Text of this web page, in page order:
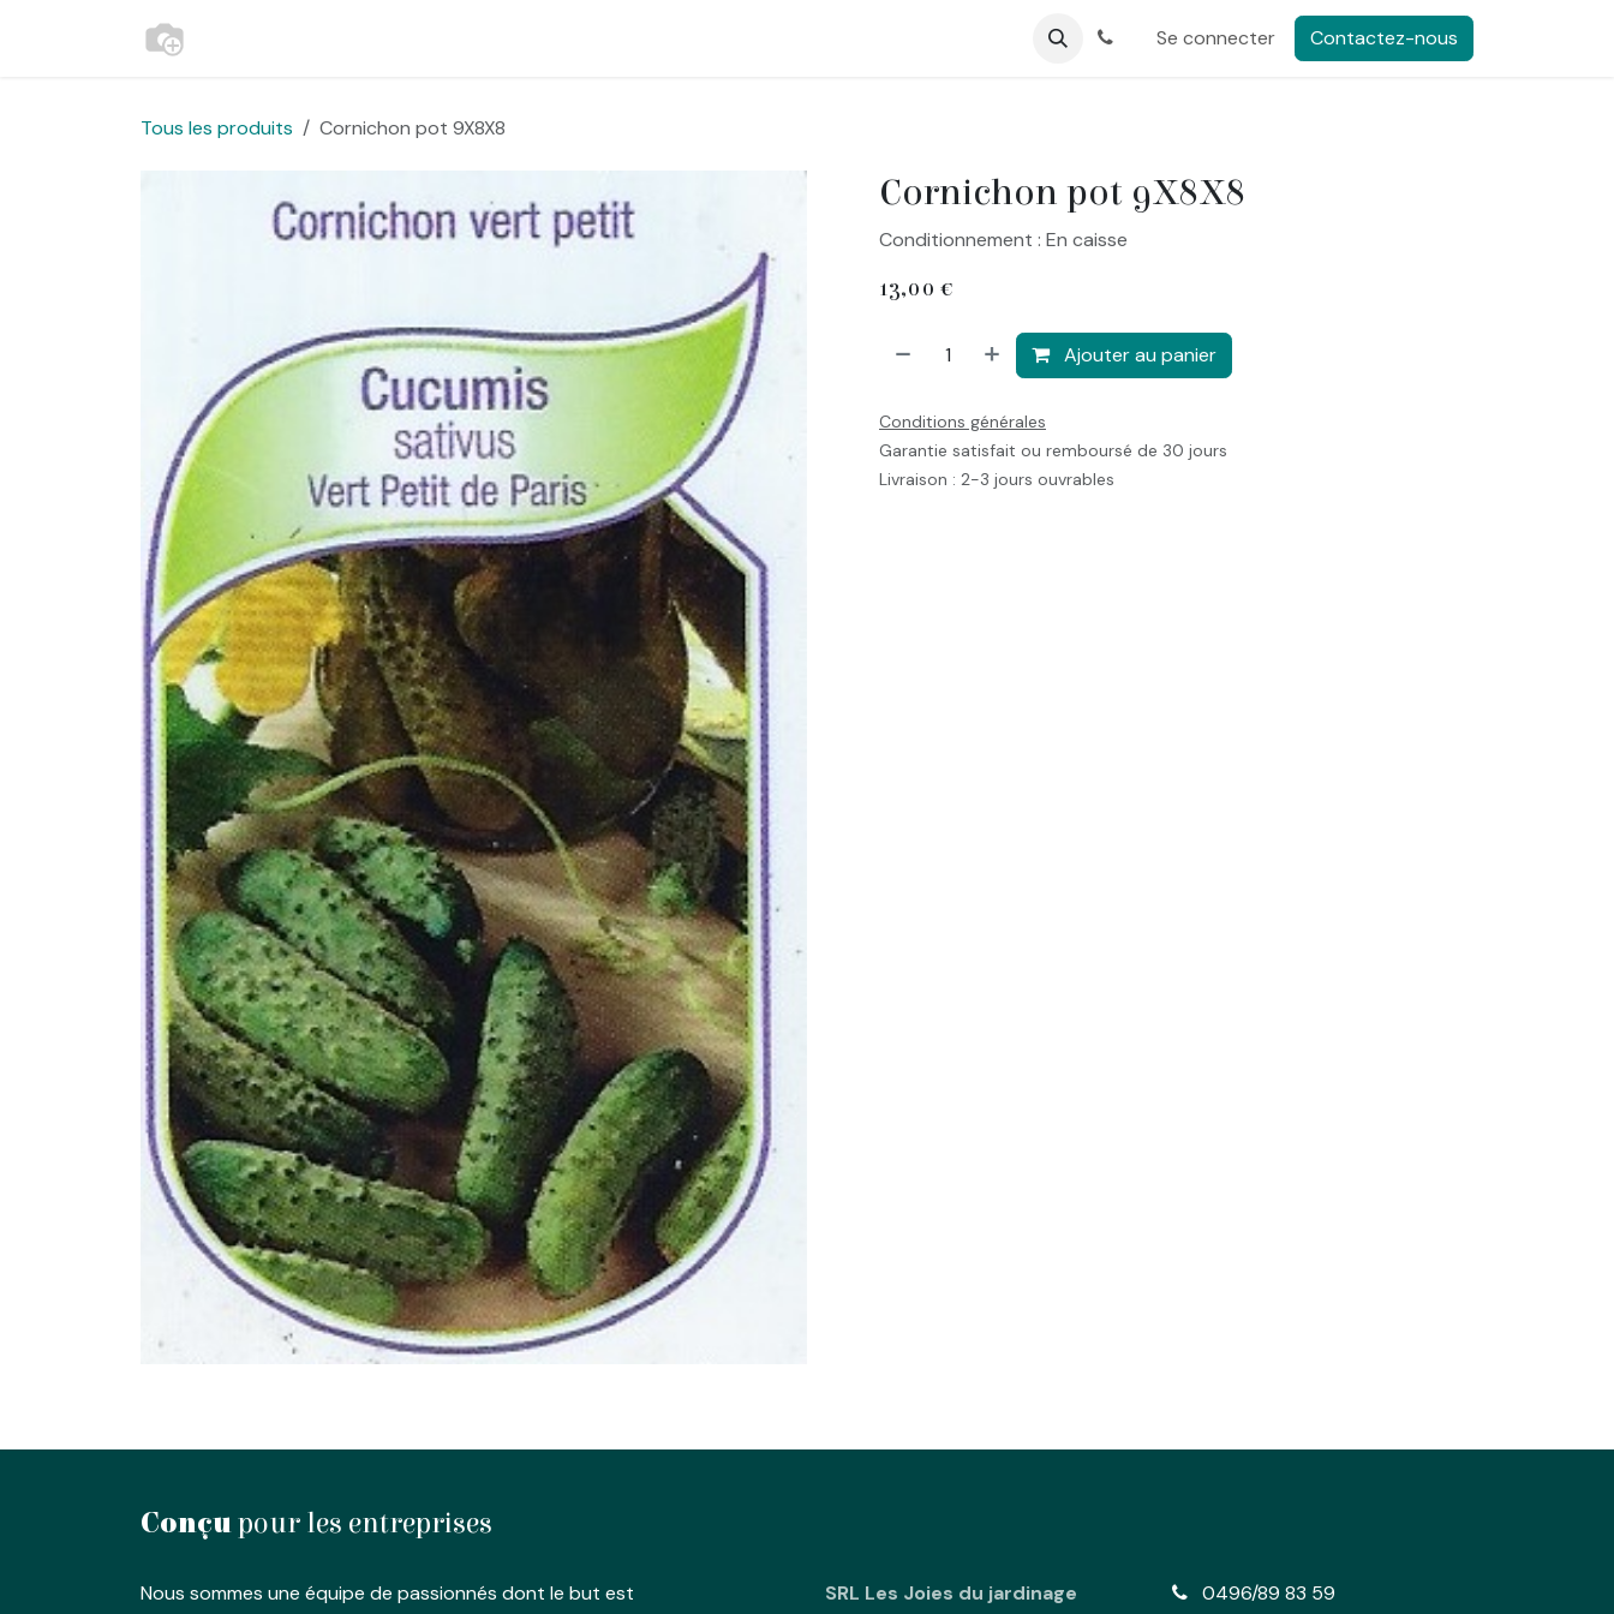
Se connecter Contactez-nous
Tous les produits Cornichon pot 9X8X8
Cornichon pot 9X8X8
Conditionnement : En caisse
13,00 €
Ajouter au panier
Conditions générales
Garantie satisfait ou remboursé de 30 jours
Livraison : 2-3 jours ouvrables
Conçupour les entreprises
Nous sommes une équipe de passionnés dont le but est
SRL Les Joies du jardinage
0496/89 83 59